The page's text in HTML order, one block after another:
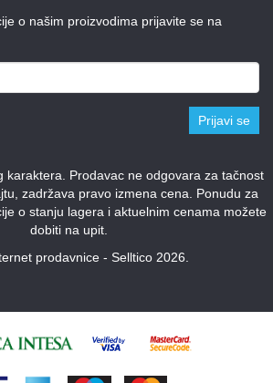
o našim proizvodima prijavite se na
Prijavi se
karaktera. Prodavac ne odgovara za tačnost
zadržava pravo izmena cena. Ponudu za
o stanju lagera i aktuelnim cenama možete
dobiti na upit.
prodavnice - Selltico 2026.